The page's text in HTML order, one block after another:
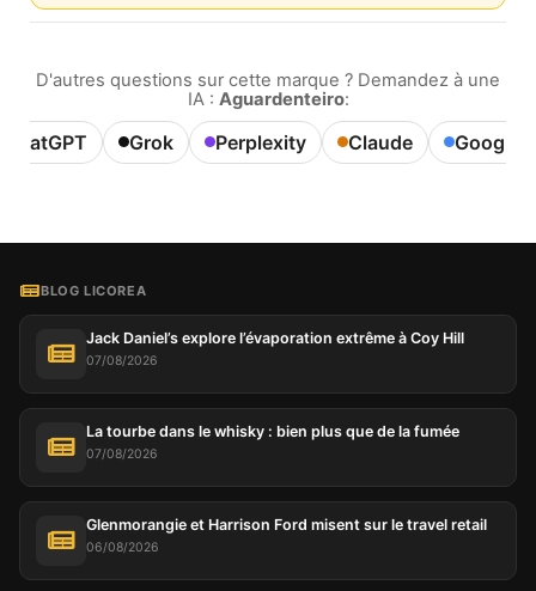
D'autres questions sur cette marque ? Demandez à une
IA : Aguardenteiro:
ChatGPT Grok Perplexity Claude Google
BLOG LICOREA
Jack Daniel’s explore l’évaporation extrême à Coy Hill
07/08/2026
La tourbe dans le whisky : bien plus que de la fumée
07/08/2026
Glenmorangie et Harrison Ford misent sur le travel retail
06/08/2026